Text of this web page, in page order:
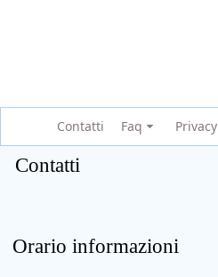
Contatti Faq Privacy
Contatti
Orario informazioni